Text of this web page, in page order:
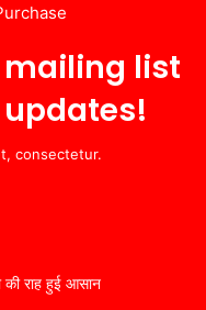
mailing list
consectetur.
की राह हुई आसान